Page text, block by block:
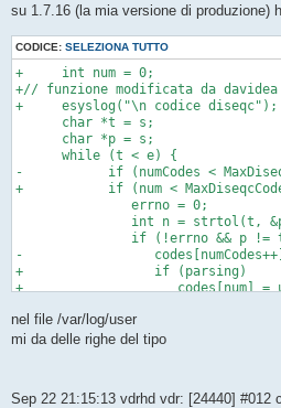
s
a
g
g
o
su 1.7.16 (la mia versione di produzione)
CODICE: SELEZIONA TUTTO
+     int num = 0;
+// funzione modificata da
+     esyslog("\n codice diseqc");
      char *t = s;
      char *p = s;
      while (t < e) {
-           if (numCodes <
+           if (num <
               errno = 0;
int n = strtol(t,
if (!errno && p !=
-
+                 if (parsing)
+                    codes[num] =
+                 esyslog(" valore %X
                  t = skipspace(p);
nel file /var/log/user
mi da delle righe del tipo
Sep 22 21:15:13 vdrhd vdr: [24440] #012